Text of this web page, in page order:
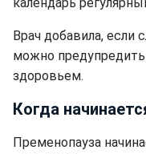
Врач добавила, если
можно
здоровьем.
Когда
Пременопауза